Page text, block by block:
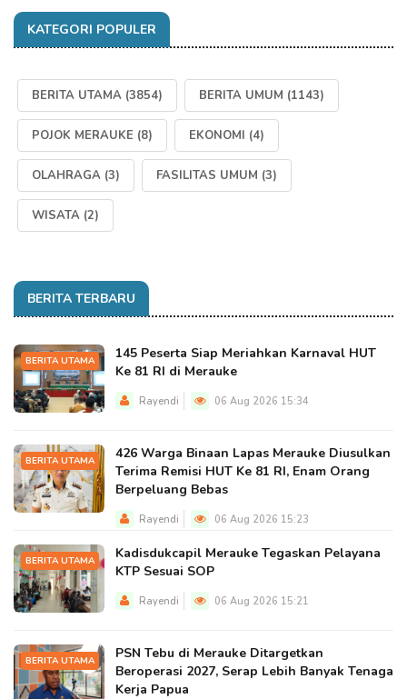
KATEGORI POPULER
BERITA UTAMA (3854) BERITA UMUM (1143)
POJOK MERAUKE (8) EKONOMI (4)
OLAHRAGA (3) FASILITAS UMUM (3)
WISATA (2)
BERITA TERBARU
BERITA UTAMA
145 Peserta Siap Meriahkan Karnaval HUT
Ke 81 RI di Merauke
Rayendi 06 Aug 2026 15:34
BERITA UTAMA
426 Warga Binaan Lapas Merauke Diusulkan
Terima Remisi HUT Ke 81 RI, Enam Orang
Berpeluang Bebas
Rayendi 06 Aug 2026 15:23
BERITA UTAMA
Kadisdukcapil Merauke Tegaskan Pelayana
KTP Sesuai SOP
Rayendi 06 Aug 2026 15:21
BERITA UTAMA
PSN Tebu di Merauke Ditargetkan
Beroperasi 2027, Serap Lebih Banyak Tenaga
Kerja Papua